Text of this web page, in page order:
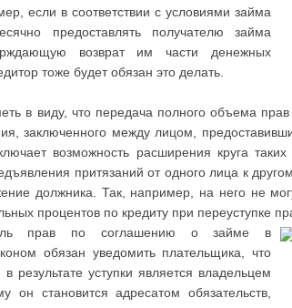
если в соответствии с условиями займа
предоставлять получателю займа
возврат им части денежных
тоже будет обязан это делать.
в виду, что передача полного объема
заключенного между лицом,
возможность расширения круга
притязаний от одного лица к
должника. Так, например, на него не
процентов по кредиту при переуступке
прав по соглашению о займе в
обязан уведомить плательщика, что
результате уступки является владельцем
он становится адресатом обязательств,